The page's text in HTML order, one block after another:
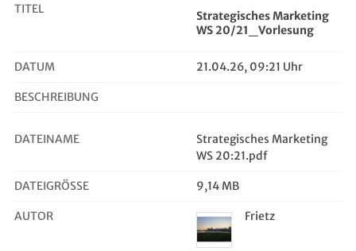
TITEL
Strategisches Marketing
WS 20/21_Vorlesung
DATUM 21.04.26, 09:21 Uhr
BESCHREIBUNG
DATEINAME
Strategisches Marketing
WS 20:21.pdf
DATEIGRÖSSE 9,14 MB
AUTOR Frietz